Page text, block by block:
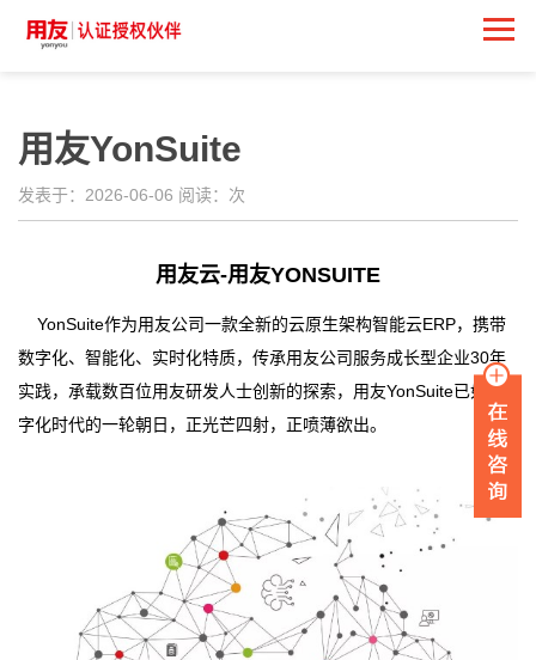
用友YonSuite
发表于：2026-06-06 阅读： 次
用友云-用友YONSUITE
YonSuite作为用友公司一款全新的云原生架构智能云ERP，携带
数字化、智能化、实时化特质，传承用友公司服务成长型企业30年
实践，承载数百位用友研发人士创新的探索，用友YonSuite已如数
字化时代的一轮朝日，正光芒四射，正喷薄欲出。